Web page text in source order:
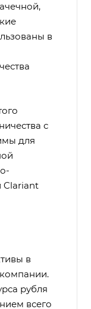
в
с
для
Clariant
в
рубля
всего